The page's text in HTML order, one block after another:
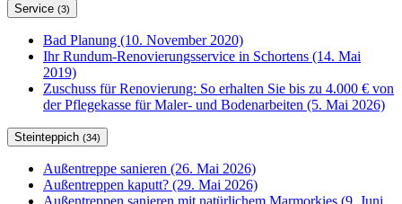
Service (3)
Bad Planung (10. November 2020)
Ihr Rundum-Renovierungsservice in Schortens (14. Mai
2019)
Zuschuss für Renovierung: So erhalten Sie bis zu 4.000 € von
der Pflegekasse für Maler- und Bodenarbeiten (5. Mai 2026)
Steinteppich (34)
Außentreppe sanieren (26. Mai 2026)
Außentreppen kaputt? (29. Mai 2026)
Außentreppen sanieren mit natürlichem Marmorkies (9. Juni